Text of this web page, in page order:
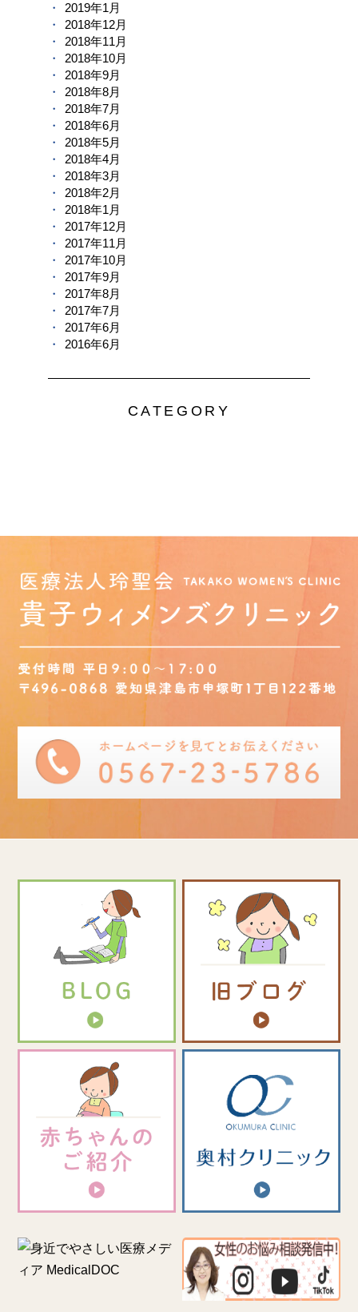
2019年1月
2018年12月
2018年11月
2018年10月
2018年9月
2018年8月
2018年7月
2018年6月
2018年5月
2018年4月
2018年3月
2018年2月
2018年1月
2017年12月
2017年11月
2017年10月
2017年9月
2017年8月
2017年7月
2017年6月
2016年6月
CATEGORY